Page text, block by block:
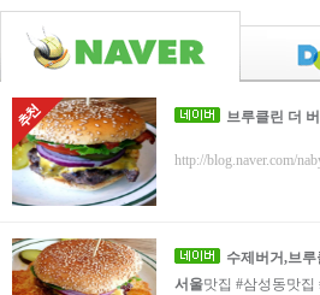
브루클린 더
http://blog.naver.com/
수제 버거,브루
서울맛집 #삼성동맛집